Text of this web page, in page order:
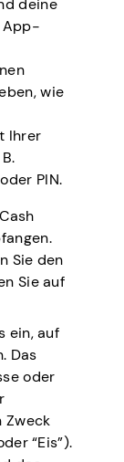
deine
App-
wie
Ihrer
PIN.
Sie den
Sie auf
ein, auf
Das
oder
Zweck
“Eis”).